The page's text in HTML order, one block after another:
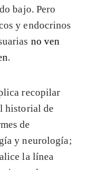
bajo. Pero
y endocrinos
no ven
.
recopilar
historial de
de
y neurología;
la línea